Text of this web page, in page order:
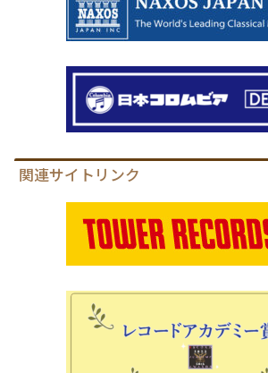
関連サイトリンク